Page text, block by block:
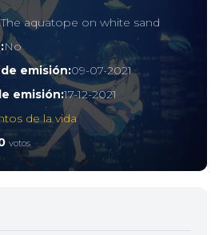
The aquatope on white sand
No
emisión:09-07-2021
emisión:17-12-2021
de la vida
votos